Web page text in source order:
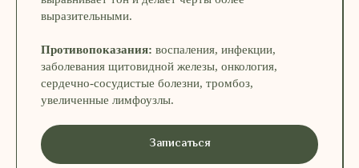
выразительными.
Противопоказания: воспаления, инфекции,
заболевания щитовидной железы, онкология,
сердечно-сосудистые болезни, тромбоз,
увеличенные лимфоузлы.
Записаться
ПОДАРИТЕ СОСТОЯНИЕ СПОКОЙСТВИЯ
Сертификат — для тех, кто выбирает
естественность, лёгкость и заботу
купить сертификат